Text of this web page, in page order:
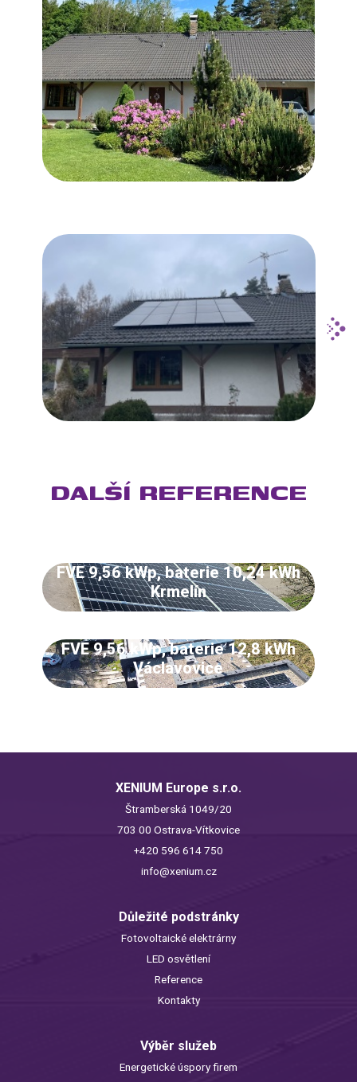
DALŠÍ REFERENCE
FVE 9,56 kWp, baterie 10,24 kWh
Krmelín
FVE 9,56 kWp, baterie 12,8 kWh
Václavovice
XENIUM Europe s.r.o.
Štramberská 1049/20
703 00 Ostrava-Vítkovice
+420 596 614 750
info@xenium.cz
Důležité podstránky
Fotovoltaické elektrárny
LED osvětlení
Reference
Kontakty
Výběr služeb
Energetické úspory firem